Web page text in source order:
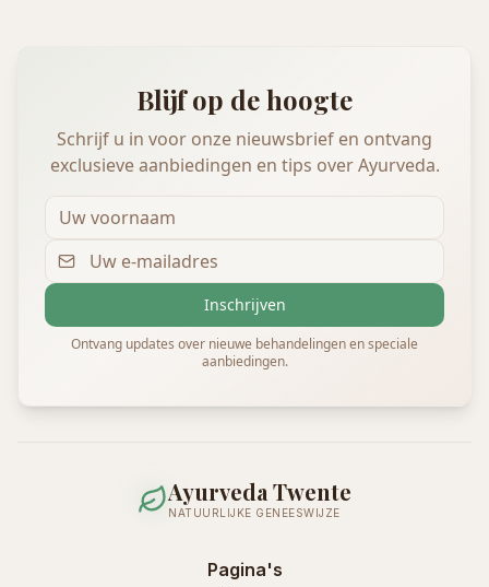
Blijf op de hoogte
Schrijf u in voor onze nieuwsbrief en ontvang
exclusieve aanbiedingen en tips over Ayurveda.
Inschrijven
Ontvang updates over nieuwe behandelingen en speciale
aanbiedingen.
Ayurveda Twente
NATUURLIJKE GENEESWIJZE
Pagina's